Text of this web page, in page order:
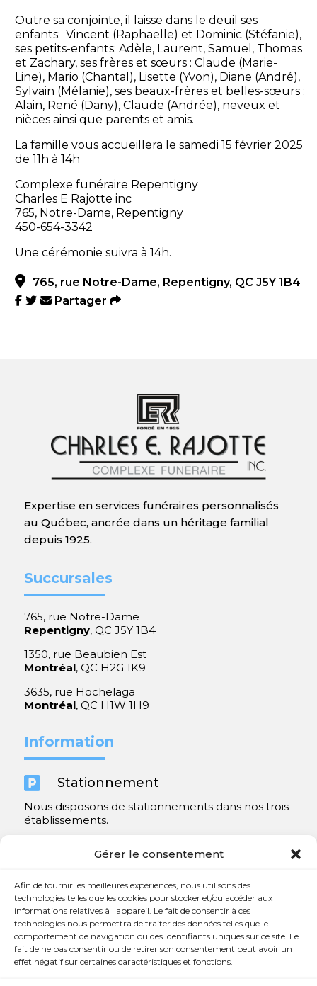
Gérer le consentement
Afin de fournir les meilleures expériences, nous utilisons des
technologies telles que les cookies pour stocker et/ou accéder aux
informations relatives à l'appareil. Le fait de consentir à ces
technologies nous permettra de traiter des données telles que le
comportement de navigation ou des identifiants uniques sur ce site. Le
fait de ne pas consentir ou de retirer son consentement peut avoir un
effet négatif sur certaines caractéristiques et fonctions.
Outre sa conjointe, il laisse dans le deuil ses
enfants: Vincent (Raphaëlle) et Dominic (Stéfanie),
ses petits-enfants: Adèle, Laurent, Samuel, Thomas
et Zachary, ses frères et sœurs : Claude (Marie-
Line), Mario (Chantal), Lisette (Yvon), Diane (André),
Sylvain (Mélanie), ses beaux-frères et belles-sœurs :
Alain, René (Dany), Claude (Andrée), neveux et
nièces ainsi que parents et amis.
La famille vous accueillera le samedi 15 février 2025
de 11h à 14h
Complexe funéraire Repentigny
Charles E Rajotte inc
765, Notre-Dame, Repentigny
450-654-3342
Une cérémonie suivra à 14h.
765, rue Notre-Dame, Repentigny, QC J5Y 1B4
Partager
Expertise en services funéraires personnalisés
au Québec, ancrée dans un héritage familial
depuis 1925.
Succursales
765, rue Notre-Dame
Repentigny, QC J5Y 1B4
1350, rue Beaubien Est
Montréal, QC H2G 1K9
3635, rue Hochelaga
Montréal, QC H1W 1H9
Information
 Stationnement
Nous disposons de stationnements dans nos trois
établissements.
Contact
 450 654-3342
 info@charlesrajotte.com